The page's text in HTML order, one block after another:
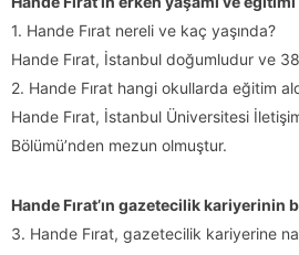
1. Hande Fırat nereli ve kaç yaşında?
Hande Fırat, İstanbul doğumludur ve 38
2. Hande Fırat hangi okullarda eğitim
Hande Fırat, İstanbul Üniversitesi
Bölümü’nden mezun olmuştur.
Hande Fırat’ın gazetecilik kariyerinin
3. Hande Fırat, gazetecilik kariyerine